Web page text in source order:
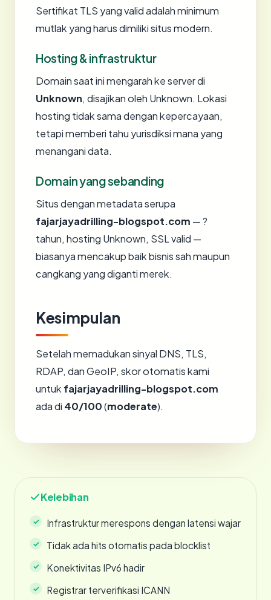
Sertifikat TLS yang valid adalah minimum
mutlak yang harus dimiliki situs modern.
Hosting & infrastruktur
Domain saat ini mengarah ke server di
Unknown, disajikan oleh Unknown. Lokasi
hosting tidak sama dengan kepercayaan,
tetapi memberi tahu yurisdiksi mana yang
menangani data.
Domain yang sebanding
Situs dengan metadata serupa
fajarjayadrilling-blogspot.com — ?
tahun, hosting Unknown, SSL valid —
biasanya mencakup baik bisnis sah maupun
cangkang yang diganti merek.
Kesimpulan
Setelah memadukan sinyal DNS, TLS,
RDAP, dan GeoIP, skor otomatis kami
untuk fajarjayadrilling-blogspot.com
ada di 40/100(moderate).
Kelebihan
Infrastruktur merespons dengan latensi wajar
Tidak ada hits otomatis pada blocklist
Konektivitas IPv6 hadir
Registrar terverifikasi ICANN